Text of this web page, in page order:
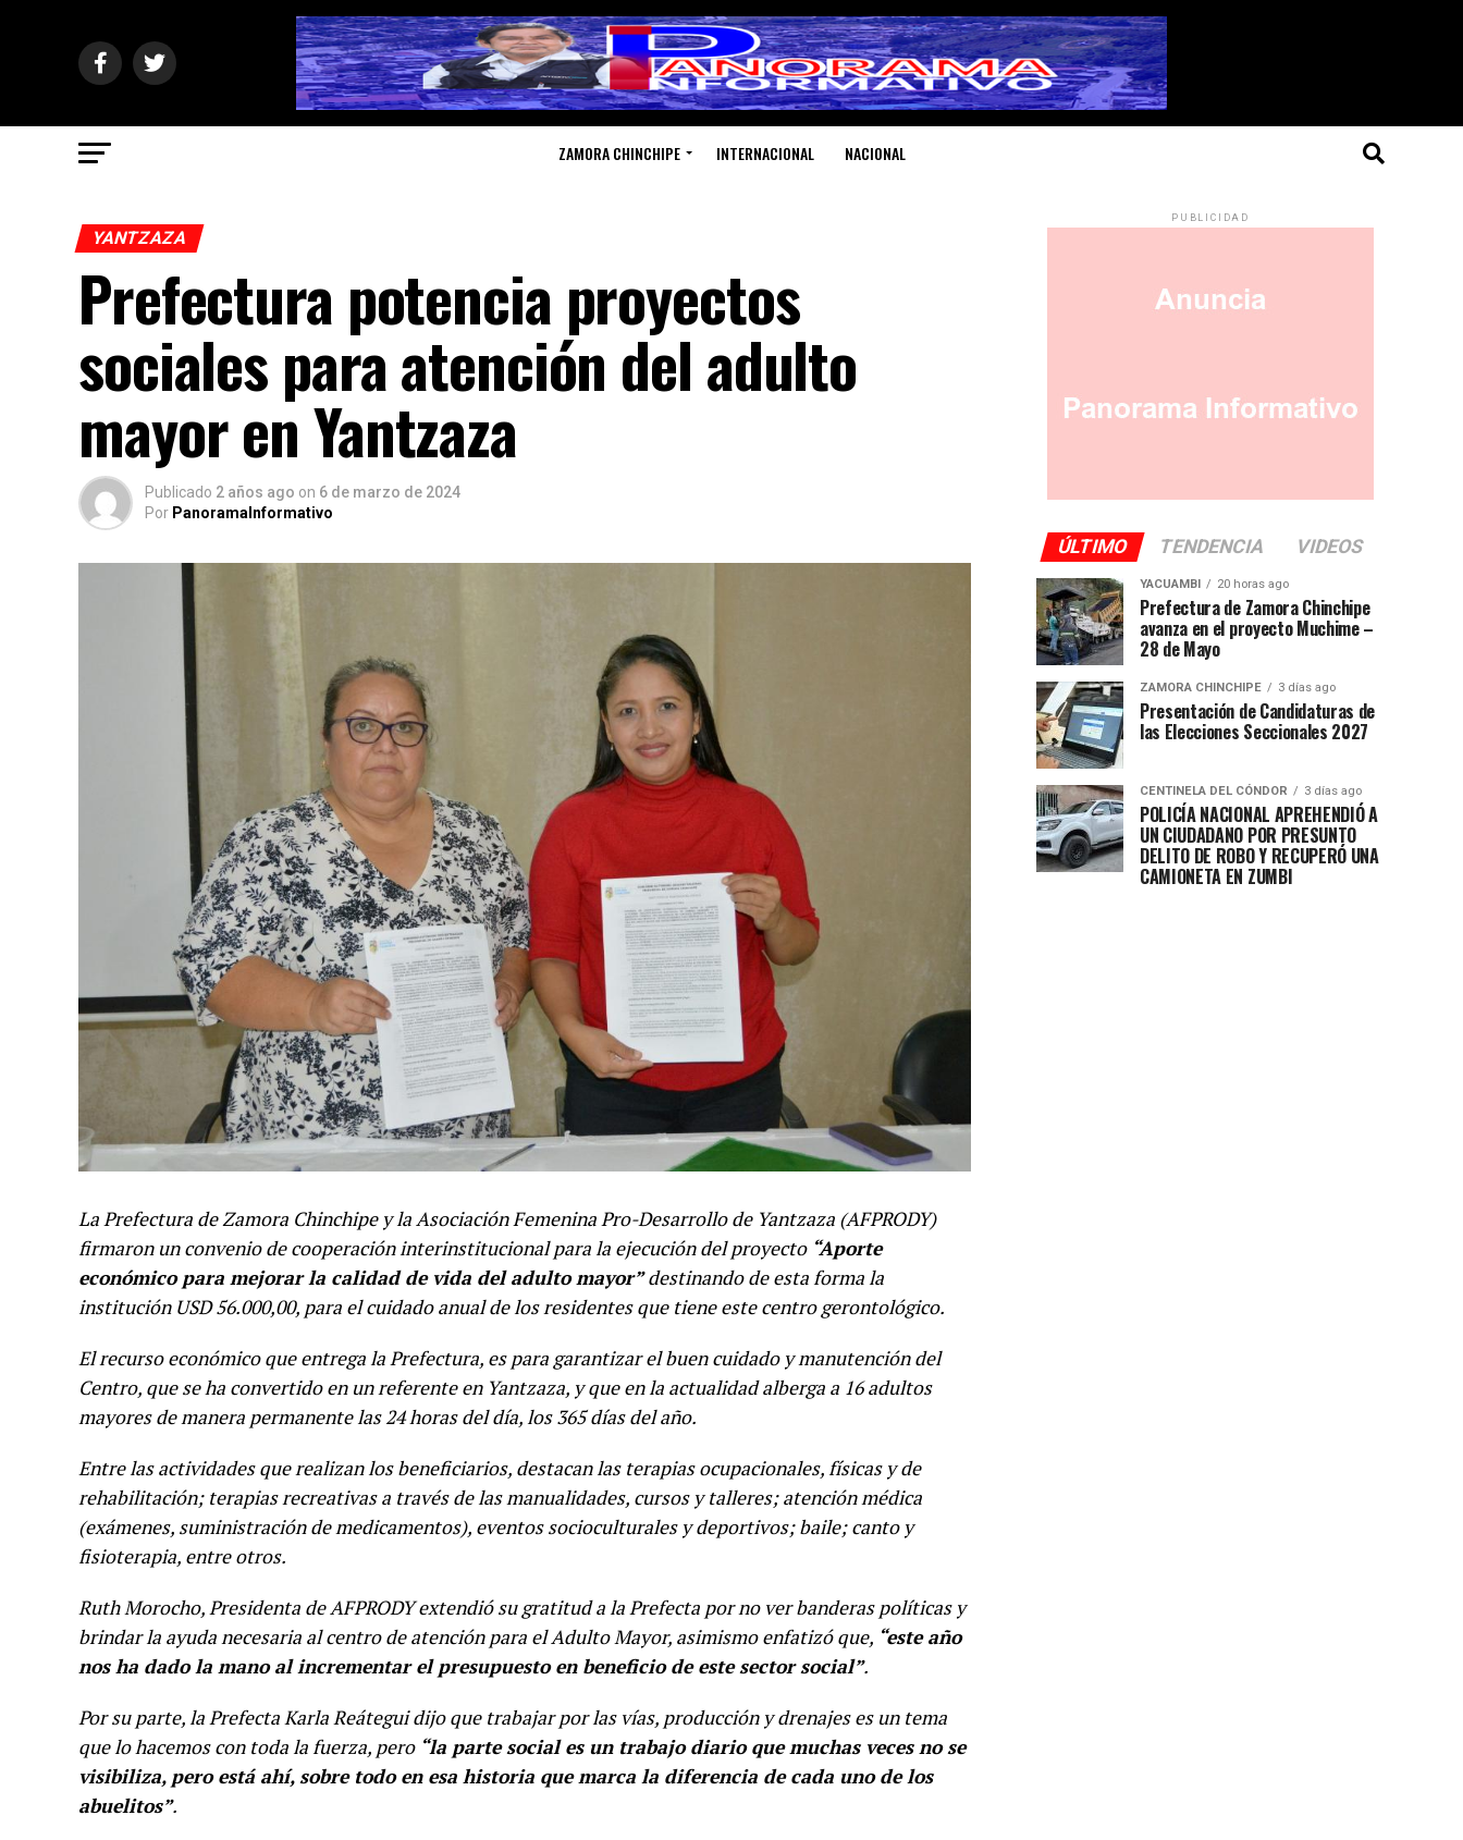
ZAMORA CHINCHIPE INTERNACIONAL NACIONAL
YANTZAZA
Prefectura potencia proyectos
sociales para atención del adulto
mayor en Yantzaza
Publicado 2 años ago on 6 de marzo de 2024
Por PanoramaInformativo
La Prefectura de Zamora Chinchipe y la Asociación Femenina Pro-Desarrollo de Yantzaza (AFPRODY)
firmaron un convenio de cooperación interinstitucional para la ejecución del proyecto “Aporte
económico para mejorar la calidad de vida del adulto mayor”destinando de esta forma la
institución USD 56.000,00, para el cuidado anual de los residentes que tiene este centro gerontológico.
El recurso económico que entrega la Prefectura, es para garantizar el buen cuidado y manutención del
Centro, que se ha convertido en un referente en Yantzaza, y que en la actualidad alberga a 16 adultos
mayores de manera permanente las 24 horas del día, los 365 días del año.
Entre las actividades que realizan los beneficiarios, destacan las terapias ocupacionales, físicas y de
rehabilitación; terapias recreativas a través de las manualidades, cursos y talleres; atención médica
(exámenes, suministración de medicamentos), eventos socioculturales y deportivos; baile; canto y
fisioterapia, entre otros.
Ruth Morocho, Presidenta de AFPRODY extendió su gratitud a la Prefecta por no ver banderas políticas y
brindar la ayuda necesaria al centro de atención para el Adulto Mayor, asimismo enfatizó que, “este año
nos ha dado la mano al incrementar el presupuesto en beneficio de este sector social”.
Por su parte, la Prefecta Karla Reátegui dijo que trabajar por las vías, producción y drenajes es un tema
que lo hacemos con toda la fuerza, pero “la parte social es un trabajo diario que muchas veces no se
visibiliza, pero está ahí, sobre todo en esa historia que marca la diferencia de cada uno de los
abuelitos”.
PUBLICIDAD
ÚLTIMO TENDENCIA VIDEOS
YACUAMBI 20 horas ago
Prefectura de Zamora Chinchipe
avanza en el proyecto Muchime –
28 de Mayo
ZAMORA CHINCHIPE 3 días ago
Presentación de Candidaturas de
las Elecciones Seccionales 2027
CENTINELA DEL CÓNDOR 3 días ago
POLICÍA NACIONAL APREHENDIÓ A
UN CIUDADANO POR PRESUNTO
DELITO DE ROBO Y RECUPERÓ UNA
CAMIONETA EN ZUMBI